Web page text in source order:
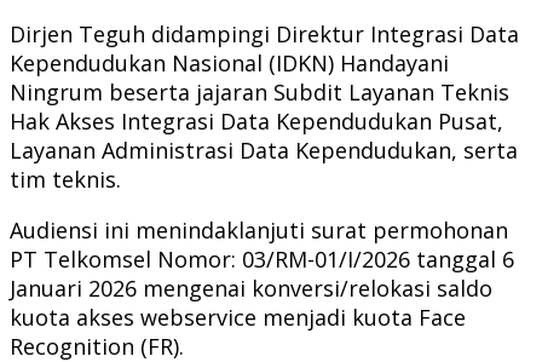
Dirjen Teguh didampingi Direktur Integrasi Data
Kependudukan Nasional (IDKN) Handayani
Ningrum beserta jajaran Subdit Layanan Teknis
Hak Akses Integrasi Data Kependudukan Pusat,
Layanan Administrasi Data Kependudukan, serta
tim teknis.
Audiensi ini menindaklanjuti surat permohonan
PT Telkomsel Nomor: 03/RM-01/I/2026 tanggal 6
Januari 2026 mengenai konversi/relokasi saldo
kuota akses webservice menjadi kuota Face
Recognition (FR).